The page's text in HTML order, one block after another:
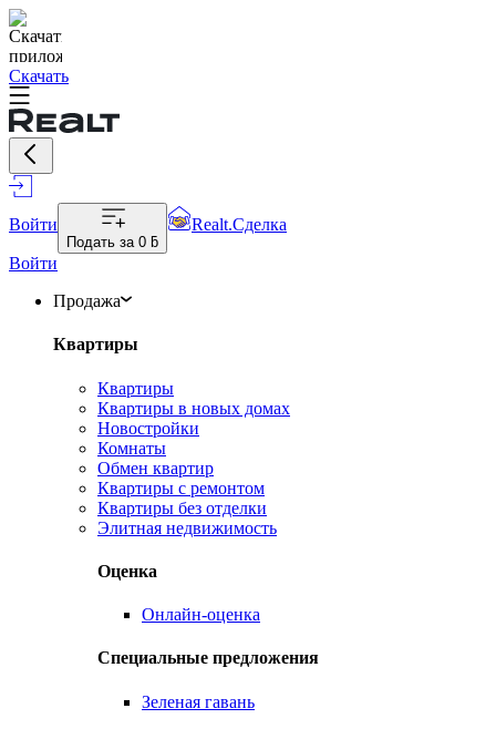
Скачать
Войти
Подать за 0 ƃ
Realt.Сделка
Войти
Продажа
Квартиры
Квартиры
Квартиры в новых домах
Новостройки
Комнаты
Обмен квартир
Квартиры с ремонтом
Квартиры без отделки
Элитная недвижимость
Оценка
Онлайн-оценка
Специальные предложения
Зеленая гавань